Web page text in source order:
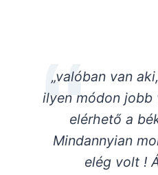
„valóban van
ilyen módon jobb
elérhető a
Mindannyian
elég volt !